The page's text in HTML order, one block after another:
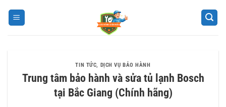
TIN TỨC, DỊCH VỤ BẢO HÀNH
Trung tâm bảo hành và sửa tủ lạnh Bosch
tại Bắc Giang (Chính hãng)